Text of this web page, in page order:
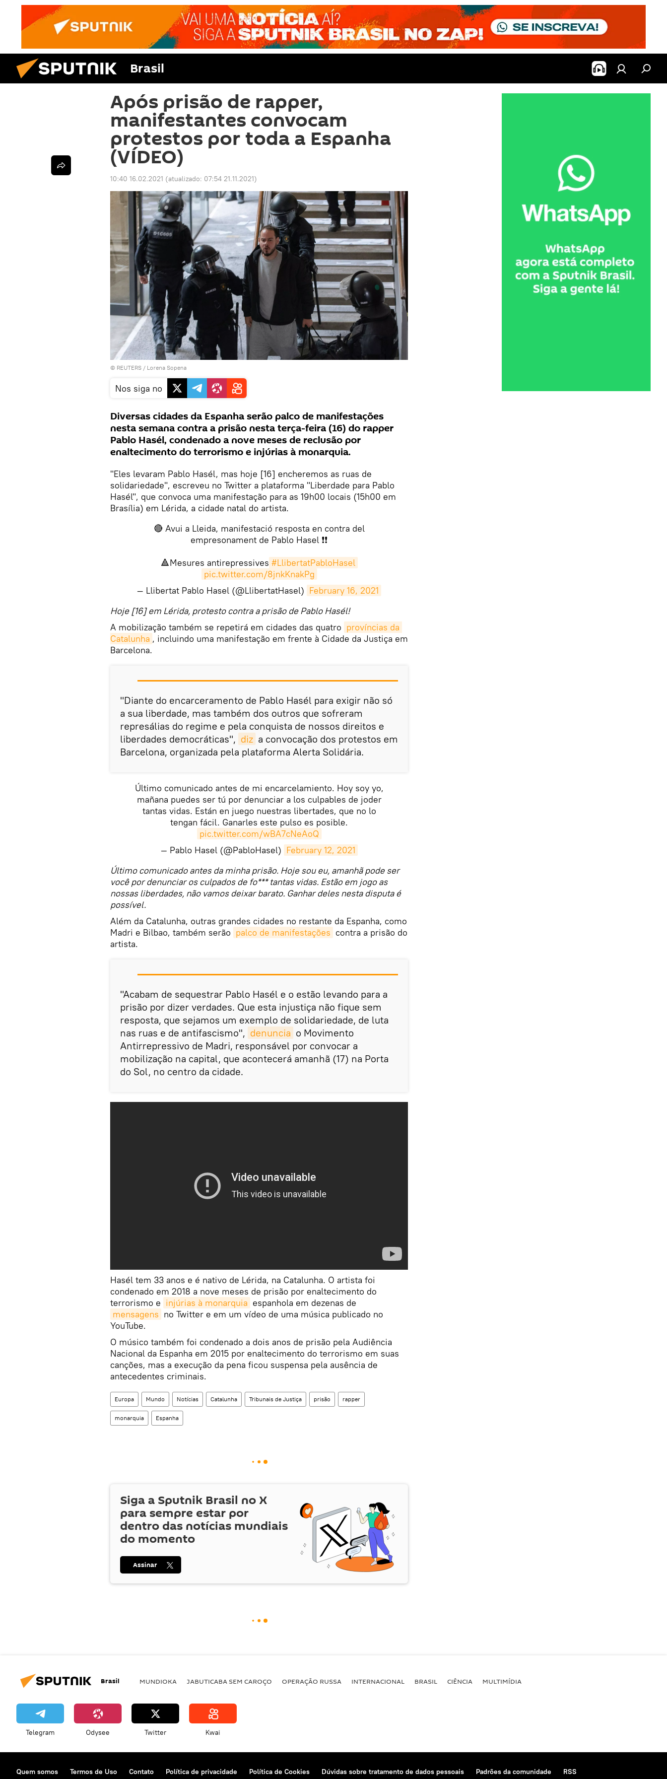
Brasil
Após prisão de rapper,
manifestantes convocam
protestos por toda a Espanha
(VÍDEO)
10:40 16.02.2021 (atualizado: 07:54 21.11.2021)
© REUTERS / Lorena Sopena
Nos siga no
Diversas cidades da Espanha serão palco de manifestações
nesta semana contra a prisão nesta terça-feira (16) do rapper
Pablo Hasél, condenado a nove meses de reclusão por
enaltecimento do terrorismo e injúrias à monarquia.
"Eles levaram Pablo Hasél, mas hoje [16] encheremos as ruas de
solidariedade", escreveu no Twitter a plataforma "Liberdade para Pablo
Hasél", que convoca uma manifestação para as 19h00 locais (15h00 em
Brasília) em Lérida, a cidade natal do artista.
🔴 Avui a Lleida, manifestació resposta en contra del
empresonament de Pablo Hasel ❗❗
🔺Mesures antirepressives #LlibertatPabloHasel
pic.twitter.com/8jnkKnakPg
— Llibertat Pablo Hasel (@LlibertatHasel) February 16, 2021
Hoje [16] em Lérida, protesto contra a prisão de Pablo Hasél!
A mobilização também se repetirá em cidades das quatro províncias da
Catalunha , incluindo uma manifestação em frente à Cidade da Justiça em
Barcelona.
"Diante do encarceramento de Pablo Hasél para exigir não só
a sua liberdade, mas também dos outros que sofreram
represálias do regime e pela conquista de nossos direitos e
liberdades democráticas", diz a convocação dos protestos em
Barcelona, organizada pela plataforma Alerta Solidária.
Último comunicado antes de mi encarcelamiento. Hoy soy yo,
mañana puedes ser tú por denunciar a los culpables de joder
tantas vidas. Están en juego nuestras libertades, que no lo
tengan fácil. Ganarles este pulso es posible.
pic.twitter.com/wBA7cNeAoQ
— Pablo Hasel (@PabloHasel) February 12, 2021
Último comunicado antes da minha prisão. Hoje sou eu, amanhã pode ser
você por denunciar os culpados de fo*** tantas vidas. Estão em jogo as
nossas liberdades, não vamos deixar barato. Ganhar deles nesta disputa é
possível.
Além da Catalunha, outras grandes cidades no restante da Espanha, como
Madri e Bilbao, também serão palco de manifestações contra a prisão do
artista.
"Acabam de sequestrar Pablo Hasél e o estão levando para a
prisão por dizer verdades. Que esta injustiça não fique sem
resposta, que sejamos um exemplo de solidariedade, de luta
nas ruas e de antifascismo", denuncia o Movimento
Antirrepressivo de Madri, responsável por convocar a
mobilização na capital, que acontecerá amanhã (17) na Porta
do Sol, no centro da cidade.
Hasél tem 33 anos e é nativo de Lérida, na Catalunha. O artista foi
condenado em 2018 a nove meses de prisão por enaltecimento do
terrorismo e injúrias à monarquia espanhola em dezenas de
mensagens no Twitter e em um vídeo de uma música publicado no
YouTube.
O músico também foi condenado a dois anos de prisão pela Audiência
Nacional da Espanha em 2015 por enaltecimento do terrorismo em suas
canções, mas a execução da pena ficou suspensa pela ausência de
antecedentes criminais.
Europa Mundo Notícias Catalunha Tribunais de Justiça prisão rapper
monarquia Espanha
Siga a Sputnik Brasil noX
para sempre estar por
dentro das notícias mundiais
do momento
Assinar
Brasil MUNDIOKA JABUTICABA SEM CAROÇO OPERAÇÃO RUSSA INTERNACIONAL BRASIL CIÊNCIA MULTIMÍDIA
Telegram Odysee Twitter Kwai
Quem somos Termos de Uso Contato Política de privacidade Política de Cookies Dúvidas sobre tratamento de dados pessoais Padrões da comunidade RSS